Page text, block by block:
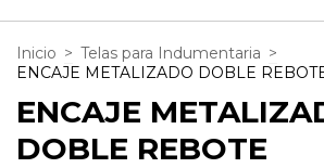
Inicio > Telas para Indumentaria >
ENCAJE METALIZADO DOBLE
ENCAJE
DOBLE REBOTE